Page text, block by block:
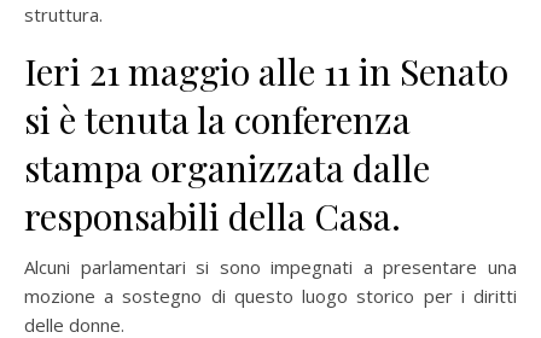
struttura.
Ieri 21 maggio alle 11 in Senato
si è tenuta la conferenza
stampa organizzata dalle
responsabili della Casa.
Alcuni parlamentari si sono impegnati a presentare una
mozione a sostegno di questo luogo storico per i diritti
delle donne.